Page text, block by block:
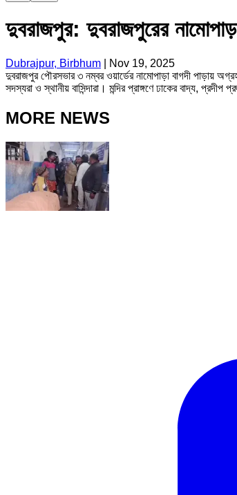
দুবরাজপুর: দুবরাজপুরের
Dubrajpur, Birbhum
Nov 19, 2025
দুবরাজপুর পৌরসভার ৩ নম্বর ওয়ার্ডের নামোপাড়া বাগদী
সদস্যরা ও স্থানীয় বাসিন্দারা। মন্দির প্রাঙ্গণে ঢাকের বাদ্য,
MORE NEWS